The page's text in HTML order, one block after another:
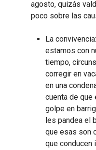
agosto, quizás
poco sobre las
La
estamos con
tiempo,
corregir en
en una
cuenta de
golpe en
les pandea el
que esas son
que conducen